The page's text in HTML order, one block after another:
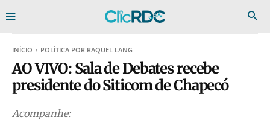
INÍCIO POLÍTICA POR RAQUEL LANG
AO VIVO: Sala de Debates recebe
presidente do Siticom de Chapecó
Acompanhe: